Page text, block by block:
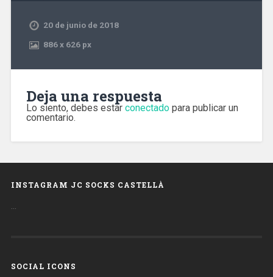
20 de junio de 2018
886x626 px
Deja una respuesta
Lo siento, debes estar conectadopara publicar un
comentario.
INSTAGRAM JC SOCKS CASTELLÀ
…
SOCIAL ICONS